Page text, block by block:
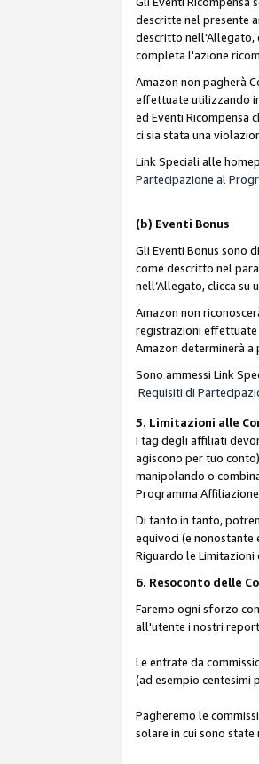
descritte nel presente
descritto nell'Allegato,
completa l'azione
Amazon non pagherà
effettuate utilizzando
ed Eventi Ricompensa
ci sia stata una
Link Speciali alle
Partecipazione al
(b) Eventi Bonus
Gli Eventi Bonus sono
come descritto nel
nell’Allegato, clicca su
Amazon non
registrazioni effettuate
Amazon determinerà a
Sono ammessi Link
Requisiti di
5. Limitazioni alle
I tag degli affiliati
agiscono per tuo
manipolando o
Programma
Di tanto in tanto,
equivoci (e
Riguardo le
6. Resoconto delle
Faremo ogni sforzo
all'utente i nostri
Le entrate da
(ad esempio centesimi
Pagheremo le
solare in cui sono